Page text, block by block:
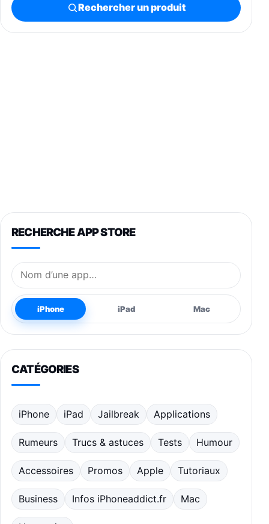
Rechercher un produit
RECHERCHE APP STORE
Nom de l’application
iPhone iPad Mac
CATÉGORIES
iPhone iPad Jailbreak Applications
Rumeurs Trucs & astuces Tests Humour
Accessoires Promos Apple Tutoriaux
Business Infos iPhoneaddict.fr Mac